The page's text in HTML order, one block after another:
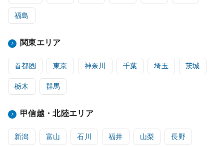
福島
関東エリア
首都圏 東京 神奈川 千葉 埼玉 茨城
栃木 群馬
甲信越・北陸エリア
新潟 富山 石川 福井 山梨 長野